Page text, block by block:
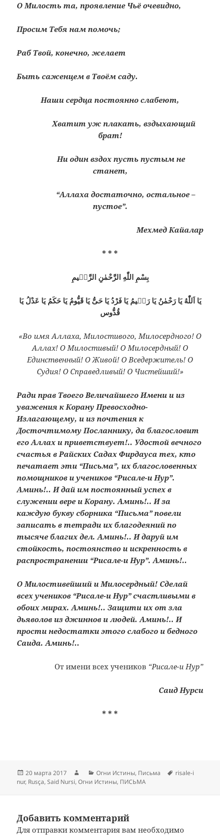
О Милость та, проявление Чьё очевидно,
Просим Тебя нам помочь;
Раб Твой, конечно, желает
Быть саженцем в Твоём саду.
Наши сердца постоянно слабеют,
Хватит уж плакать, вздыхающий
брат!
Ни один вздох пусть пустым не
станет,
“Аллаха достаточно, остальное –
пустое”.
Мехмед Кайалар
* * *
بِسْمِ اللّٰهِ الرَّحْمٰنِ الرَّحٖيمِ
يَا اَللّٰهُ يَا رَحْمٰنُ يَا رَحٖيمُ يَا فَرْدُ يَا حَىُّ يَا قَيُّومُ يَا حَكَمُ يَا عَدْلُ يَا
قُدُّوس
«Во имя Аллаха, Милостивого, Милосердного! О
Аллах! О Милостивый! О Милосердный! О
Единственный! О Живой! О Вседержитель! О
Судия! О Справедливый! О Чистейший!»
Ради прав Твоего Величайшего Имени и из
уважения к Корану Превосходно-
Излагающему, и из почтения к
Досточтимому Посланнику, да благословит
его Аллах и приветствует!.. Удостой вечного
счастья в Райских Садах Фирдауса тех, кто
печатает эти “Письма”, их благословенных
помощников и учеников “Рисале-и Нур”.
Аминь!.. И дай им постоянный успех в
служении вере и Корану. Аминь!.. И за
каждую букву сборника “Письма” повели
записать в тетради их благодеяний по
тысяче благих дел. Аминь!.. И даруй им
стойкость, постоянство и искренность в
распространении “Рисале-и Нур”. Аминь!..
О Милостивейший и Милосердный! Сделай
всех учеников “Рисале-и Нур” счастливыми в
обоих мирах. Аминь!.. Защити их от зла
дьяволов из джиннов и людей. Аминь!.. И
прости недостатки этого слабого и бедного
Саида. Аминь!..
От имени всех учеников “Рисале-и Нур”
Саид Нурси
* * *
Опубликовано
20 марта 2017 АвторРубрики
Огни Истины, Письма Метки
risale-i
nur, Rusça,Said Nursi,Огни Истины, ПИСЬМА
Добавить комментарий
Для отправки комментария вам необходимо